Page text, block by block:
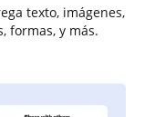
texto, imágenes,
formas, y más.